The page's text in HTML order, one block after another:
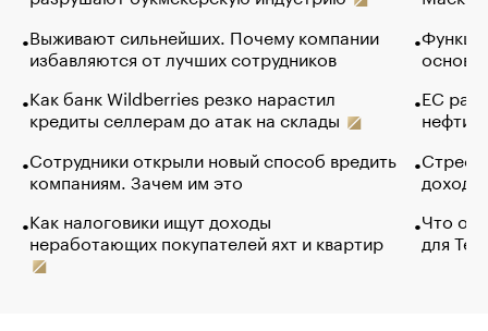
Выживают сильнейших. Почему компании
избавляются от лучших сотрудников
Как банк Wildberries резко нарастил
кредиты селлерам до атак на склады
Сотрудники открыли новый способ вредить
компаниям. Зачем им это
Как налоговики ищут доходы
неработающих покупателей яхт и квартир
основ
ЕС
нефти
Что
для